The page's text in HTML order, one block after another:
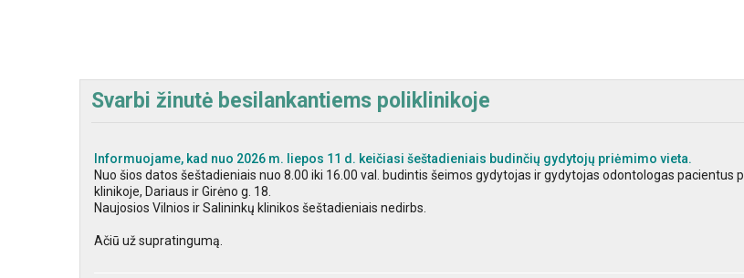
Svarbi žinutė besilankantiems poliklinikoje
Informuojame, kad nuo 2026 m. liepos 11 d. keičiasi šeštadieniais budinčių gydytojų priėmimo vieta.
Nuo šios datos šeštadieniais nuo 8.00 iki 16.00 val. budintis šeimos gydytojas ir gydytojas odontologas pacientus
klinikoje, Dariaus ir Girėno g. 18.
Naujosios Vilnios ir Salininkų klinikos šeštadieniais nedirbs.
Ačiū už supratingumą.